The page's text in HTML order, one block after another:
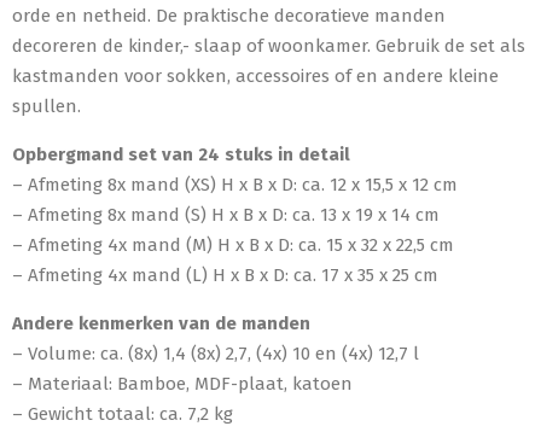
orde en netheid. De praktische decoratieve manden
decoreren de kinder,- slaap of woonkamer. Gebruik de set als
kastmanden voor sokken, accessoires of en andere kleine
spullen.
Opbergmand set van 24 stuks in detail
– Afmeting 8x mand (XS) H x B x D: ca. 12 x 15,5 x 12 cm
– Afmeting 8x mand (S) H x B x D: ca. 13 x 19 x 14 cm
– Afmeting 4x mand (M) H x B x D: ca. 15 x 32 x 22,5 cm
– Afmeting 4x mand (L) H x B x D: ca. 17 x 35 x 25 cm
Andere kenmerken van de manden
– Volume: ca. (8x) 1,4 (8x) 2,7, (4x) 10 en (4x) 12,7 l
– Materiaal: Bamboe, MDF-plaat, katoen
– Gewicht totaal: ca. 7,2 kg